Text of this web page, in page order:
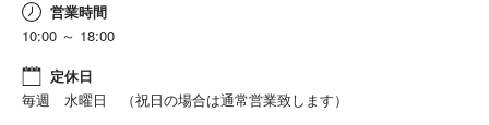
営業時間
10:00 ～ 18:00
定休日
毎週 水曜日 （祝日の場合は通常営業致します）